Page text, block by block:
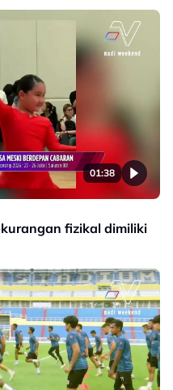
01:38
fizikal dimiliki